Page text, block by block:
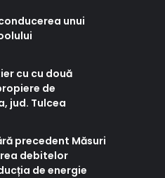
unui
cu cu două
de
jud. Tulcea
precedent Măsuri
debitelor
de energie